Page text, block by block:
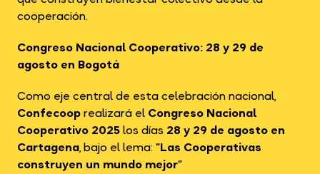
cooperación.
Congreso Nacional Cooperativo: 28 y 29 de
agosto en Bogotá
Como eje central de esta celebración nacional,
Confecooprealizará elCongreso Nacional
Cooperativo 2025los días28 y 29 de agosto en
Cartagena, bajo el lema:“Las Cooperativas
construyen un mundo mejor”